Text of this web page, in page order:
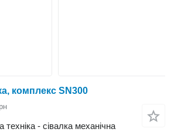
комплекс SN300
- сівалка механічна